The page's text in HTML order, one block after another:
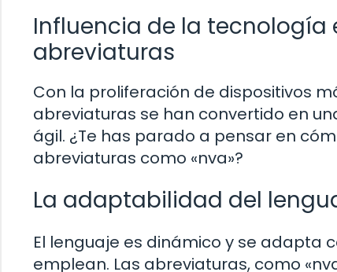
Influencia de la tecnología
abreviaturas
Con la proliferación de dispositivos
abreviaturas se han convertido en
ágil. ¿Te has parado a pensar en
abreviaturas como «nva»?
La adaptabilidad del
El lenguaje es dinámico y se adapta
emplean. Las abreviaturas, como